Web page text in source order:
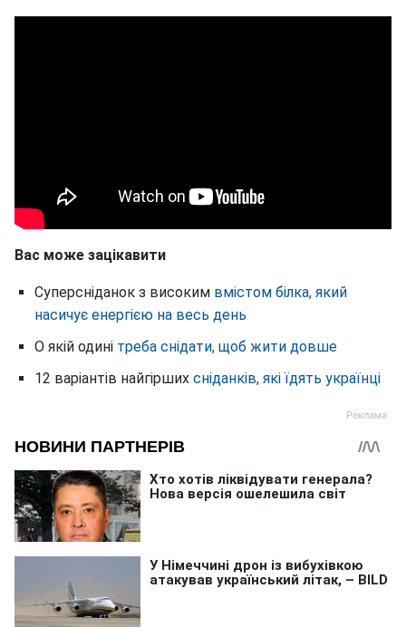
Вас може зацікавити
Суперсніданок з високим вмістом білка, який
насичує енергією на весь день
О якій одині треба снідати, щоб жити довше
12 варіантів найгірших сніданків, які їдять українці